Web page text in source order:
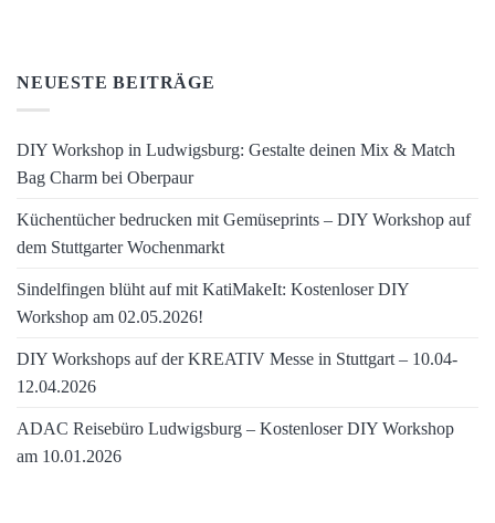
NEUESTE BEITRÄGE
DIY Workshop in Ludwigsburg: Gestalte deinen Mix & Match
Bag Charm bei Oberpaur
Küchentücher bedrucken mit Gemüseprints – DIY Workshop auf
dem Stuttgarter Wochenmarkt
Sindelfingen blüht auf mit KatiMakeIt: Kostenloser DIY
Workshop am 02.05.2026!
DIY Workshops auf der KREATIV Messe in Stuttgart – 10.04-
12.04.2026
ADAC Reisebüro Ludwigsburg – Kostenloser DIY Workshop
am 10.01.2026